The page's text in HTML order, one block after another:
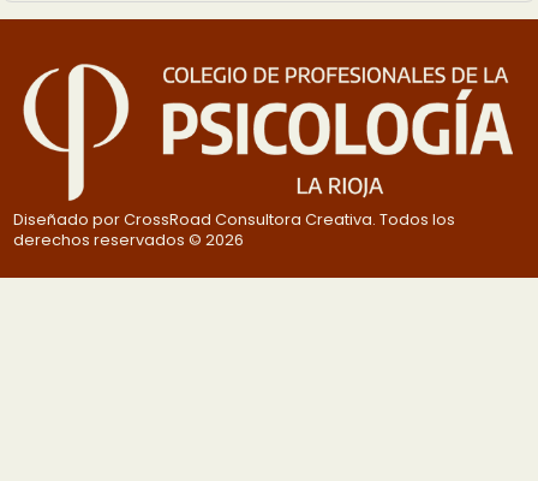
Diseñado por CrossRoad Consultora Creativa. Todos los
derechos reservados © 2026